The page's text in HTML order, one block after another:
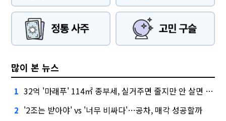
많이 본 뉴스
1 32억 '마래푸' 114㎡ 종부세, 실거주면 줄지만 안 살면 2.5배
2 '2조는 받아야' vs '너무 비싸다'…공차, 매각 성공할까